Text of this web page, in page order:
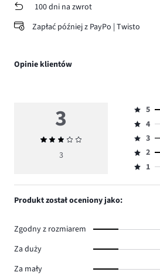
100 dni na zwrot
Zapłać później z PayPo | Twisto
Opinie klientów
3
Średnia
ocena
3
Ocena
5,
ilość
głosów
1.
5
Ocena
4,
ilość
głosów
4
Ocena
3,
ilość
3
Ocena
2,
2
Ocena
1,
1
Produkt został oceniony jako:
Zgodny z rozmiarem
Za duży
Za mały